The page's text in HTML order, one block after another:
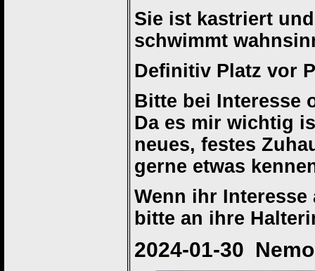
Sie ist kastriert
schwimmt
Definitiv Platz vor
Bitte bei Interesse
Da es mir wichtig
neues, festes
gerne etwas
Wenn ihr
bitte an ihre
2024-01-30